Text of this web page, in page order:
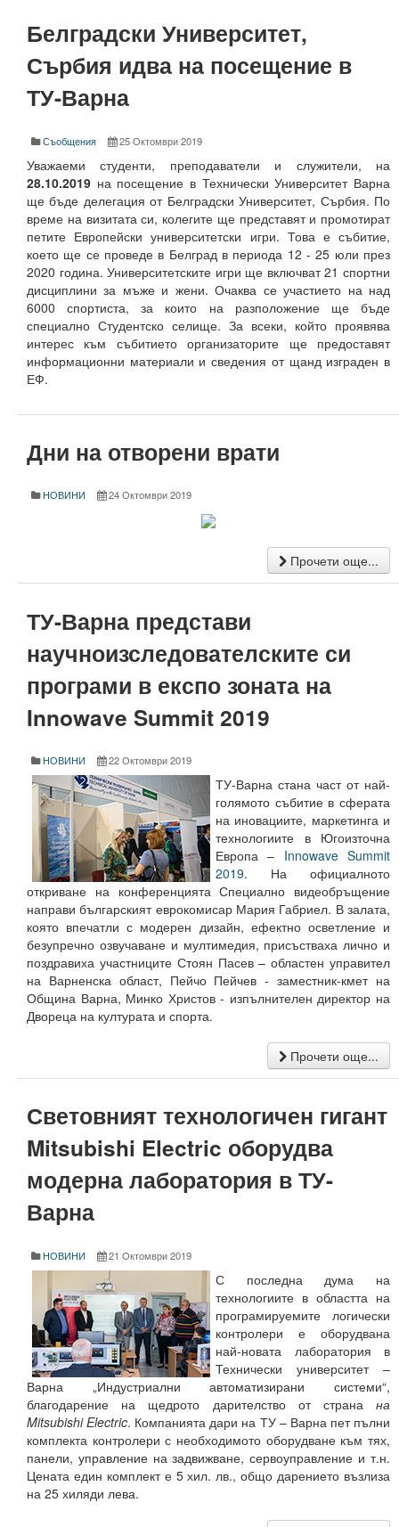
Библиотека
Спортен комплекс
Студентски стол
Почивни бази
Общежития
Безжичен интернет
Сертификати
Одити
Избори
Защита на личните данни
ЗЗЛПСПОИН
Декларация за достъпност
Достъп до информация
Нормативни документи
Конкурси за научни проекти
Докторанти
Научноизследователски институт
Съобщения НИИ
Контакти
ННП Млади учени и постдокторанти – 2, втори етап
ННП Млади учени и постдокторанти – 2, втори етап -
Национална програма "Млади учени и
Научна програма „Млади учени и постдокторанти“ 2020
Научна програма „Млади учени и постдокторанти“ 2021
Научна програма „Млади учени и постдокторанти“ 2019
Конференции организирани/подкрепени от ТУ-Варна -
Месец на науката 2021
Начало
Научноизследователски институт
Електротехнически факултет
Факултет по изчислителна техника и автоматизация
Машинно-технологичен факултет
Корабостроителен факултет
Добруджански технологичен колеж
Белградски Университет,
Сърбия идва на посещение в
ТУ-Варна
Съобщения 25 Октомври 2019
Уважаеми студенти, преподаватели и служители, на
28.10.2019 на посещение в Технически Университет Варна
ще бъде делегация от Белградски Университет, Сърбия. По
време на визитата си, колегите ще представят и промотират
петите Европейски университетски игри. Това е събитие,
което ще се проведе в Белград в периода 12 - 25 юли през
2020 година. Университетските игри ще включват 21 спортни
дисциплини за мъже и жени. Очаква се участието на над
6000 спортиста, за които на разположение ще бъде
специално Студентско селище. За всеки, който проявява
интерес към събитието организаторите ще предоставят
информационни материали и сведения от щанд изграден в
ЕФ.
Дни на отворени врати
НОВИНИ 24 Октомври 2019
Прочети още...
ТУ-Варна представи
научноизследователските си
програми в експо зоната на
Innowave Summit 2019
НОВИНИ 22 Октомври 2019
ТУ-Варна стана част от най-
голямото събитие в сферата
на иновациите, маркетинга и
технологиите в Югоизточна
Европа – Innowave Summit
2019. На официалното
откриване на конференцията Специално видеобръщение
направи българският еврокомисар Мария Габриел. В залата,
която впечатли с модерен дизайн, ефектно осветление и
безупречно озвучаване и мултимедия, присъстваха лично и
поздравиха участниците Стоян Пасев – областен управител
на Варненска област, Пейчо Пейчев - заместник-кмет на
Община Варна, Минко Христов - изпълнителен директор на
Двореца на културата и спорта.
Прочети още...
Световният технологичен гигант
Mitsubishi Electric оборудва
модерна лаборатория в ТУ-
Варна
НОВИНИ 21 Октомври 2019
С последна дума на
технологиите в областта на
програмируемите логически
контролери е оборудвана
най-новата лаборатория в
Технически университет –
Варна „Индустриални автоматизирани системи“,
благодарение на щедрото дарителство от страна на
MitsubishiElectric. Компанията дари на ТУ – Варна пет пълни
комплекта контролери с необходимото оборудване към тях,
панели, управление на задвижване, сервоуправление и т.н.
Цената един комплект е 5 хил. лв., общо дарението възлиза
на 25 хиляди лева.